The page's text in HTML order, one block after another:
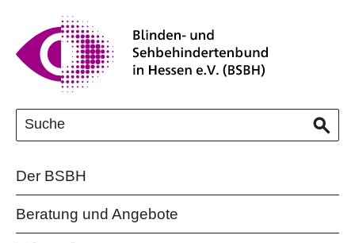
Der BSBH
Beratung und Angebote